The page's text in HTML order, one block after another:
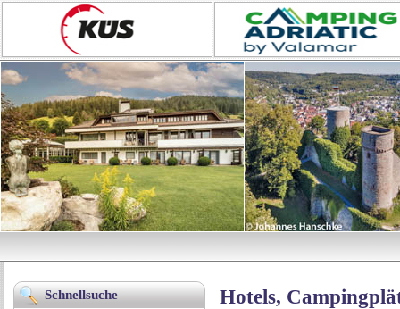
Hotels,
Schnellsuche